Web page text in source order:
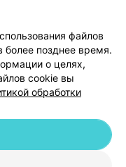
договор
Способы оплаты
103.by
cookie
данных
файлов
более позднее время.
о целях,
cookie вы
обработки